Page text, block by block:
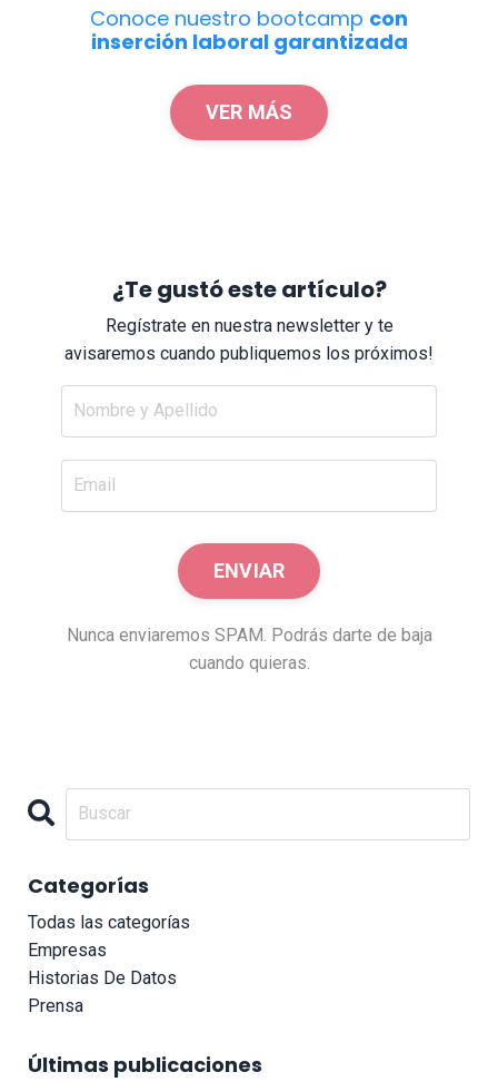
Conoce nuestro bootcamp con
inserción laboral garantizada
VER MÁS
¿Te gustó este artículo?
Regístrate en nuestra newsletter y te
avisaremos cuando publiquemos los próximos!
Nunca enviaremos SPAM. Podrás darte de baja
cuando quieras.
Categorías
Todas las categorías
Empresas
Historias De Datos
Prensa
Últimas publicaciones